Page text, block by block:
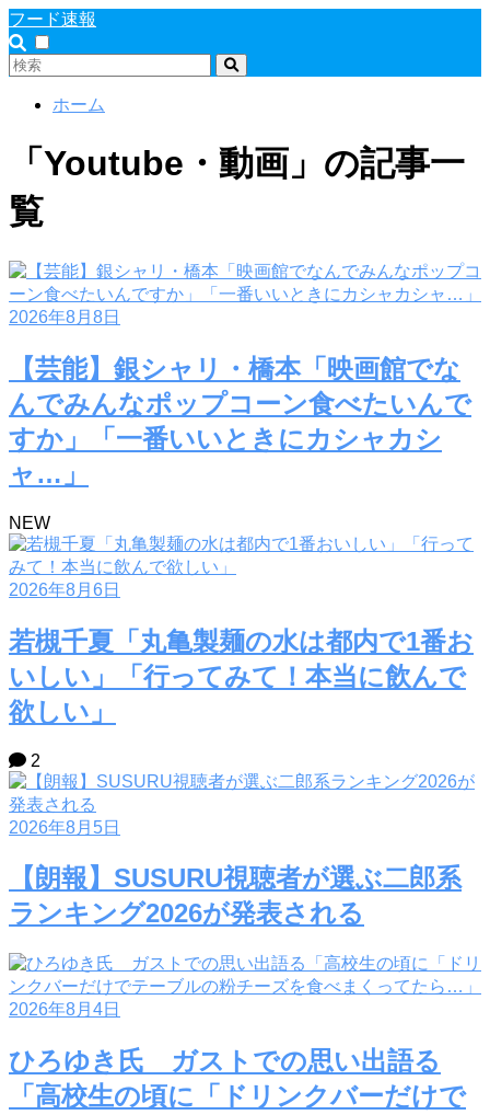
フード速報
ホーム
「Youtube・動画」の記事一
覧
2026年8月8日
【芸能】銀シャリ・橋本「映画館でな
んでみんなポップコーン食べたいんで
すか」「一番いいときにカシャカシ
ャ…」
NEW
2026年8月6日
若槻千夏「丸亀製麺の水は都内で1番お
いしい」「行ってみて！本当に飲んで
欲しい」
2
2026年8月5日
【朗報】SUSURU視聴者が選ぶ二郎系
ランキング2026が発表される
2026年8月4日
ひろゆき氏 ガストでの思い出語る
「高校生の頃に「ドリンクバーだけで